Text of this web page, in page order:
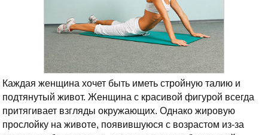
Каждая женщина хочет быть иметь стройную талию и
подтянутый живот. Женщина с красивой фигурой всегда
притягивает взгляды окружающих. Однако жировую
прослойку на животе, появившуюся с возрастом из-за